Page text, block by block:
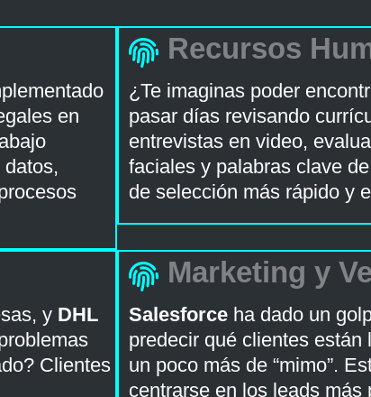
en
Recursos
¿Te imaginas poder
pasar días revisando
entrevistas en video,
faciales y palabras clave
de selección más rápido y
y DHL
Clientes
Marketing y
Salesforce ha dado un
predecir qué clientes
un poco más de “mimo”.
centrarse en los leads